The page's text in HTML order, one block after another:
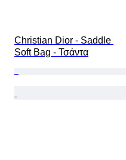
Christian Dior - Saddle
Soft Bag - Τσάντα